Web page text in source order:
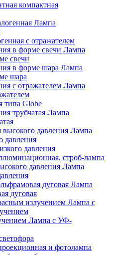
компактная
Лампа
с отражателем
Лампа
свечи
Лампа
шара
Лампа
типа Globe
Лампа
Лампа
давления
давления
строб-лампа
Лампа
Лампа
дуговая
Лампа с
Лампа с УФ-
и фотолампа